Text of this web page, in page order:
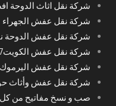
شركة نقل اثاث الدوحة
شركة نقل عفش الجهراء
شركة نقل عفش الدوحة
شركة نقل عفش الكويت50993677
شركة نقل عفش
شركة نقل عفش وأثاث
صب و نسخ مفاتيح من كل